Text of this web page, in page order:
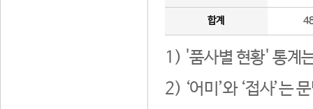
합계
1) '품사별 현황' 통계
2) ‘어미’와 ‘접사’는